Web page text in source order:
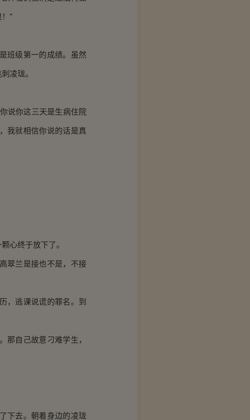
”
班级第一的成绩。虽然
凌珑。
说你这三天是生病住院
我就相信你说的话是真
心终于放下了。
翠兰是接也不是，不接
逃课说谎的罪名。到
自己故意刁难学生，
下去。朝着身边的凌珑